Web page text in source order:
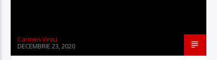
Carmen Vintu
DECEMBRIE 23, 2020